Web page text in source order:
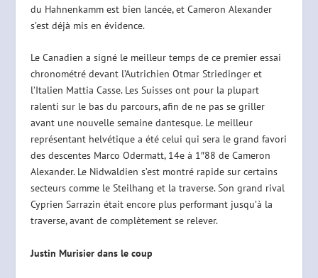
du Hahnenkamm est bien lancée, et Cameron Alexander
s’est déjà mis en évidence.
Le Canadien a signé le meilleur temps de ce premier essai
chronométré devant l’Autrichien Otmar Striedinger et
l’Italien Mattia Casse. Les Suisses ont pour la plupart
ralenti sur le bas du parcours, afin de ne pas se griller
avant une nouvelle semaine dantesque. Le meilleur
représentant helvétique a été celui qui sera le grand favori
des descentes Marco Odermatt, 14e à 1″88 de Cameron
Alexander. Le Nidwaldien s’est montré rapide sur certains
secteurs comme le Steilhang et la traverse. Son grand rival
Cyprien Sarrazin était encore plus performant jusqu’à la
traverse, avant de complètement se relever.
Justin Murisier dans le coup